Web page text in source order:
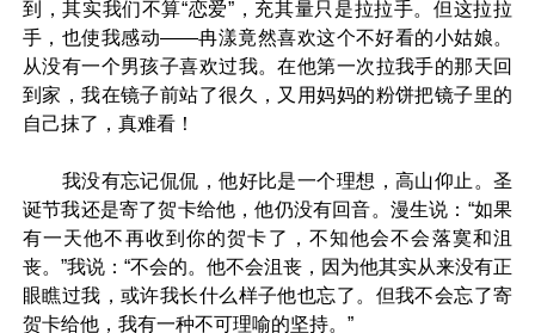
到，其实我们不算“恋爱”，充其量只是拉拉手。但这拉拉
手，也使我感动——冉漾竟然喜欢这个不好看的小姑娘。
从没有一个男孩子喜欢过我。在他第一次拉我手的那天回
到家，我在镜子前站了很久，又用妈妈的粉饼把镜子里的
自己抹了，真难看！
我没有忘记侃侃，他好比是一个理想，高山仰止。圣
诞节我还是寄了贺卡给他，他仍没有回音。漫生说：“如果
有一天他不再收到你的贺卡了，不知他会不会落寞和沮
丧。”我说：“不会的。他不会沮丧，因为他其实从来没有正
眼瞧过我，或许我长什么样子他也忘了。但我不会忘了寄
贺卡给他，我有一种不可理喻的坚持。”